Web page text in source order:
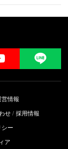
YouTube
情報
せ 採用情報
ー
ア